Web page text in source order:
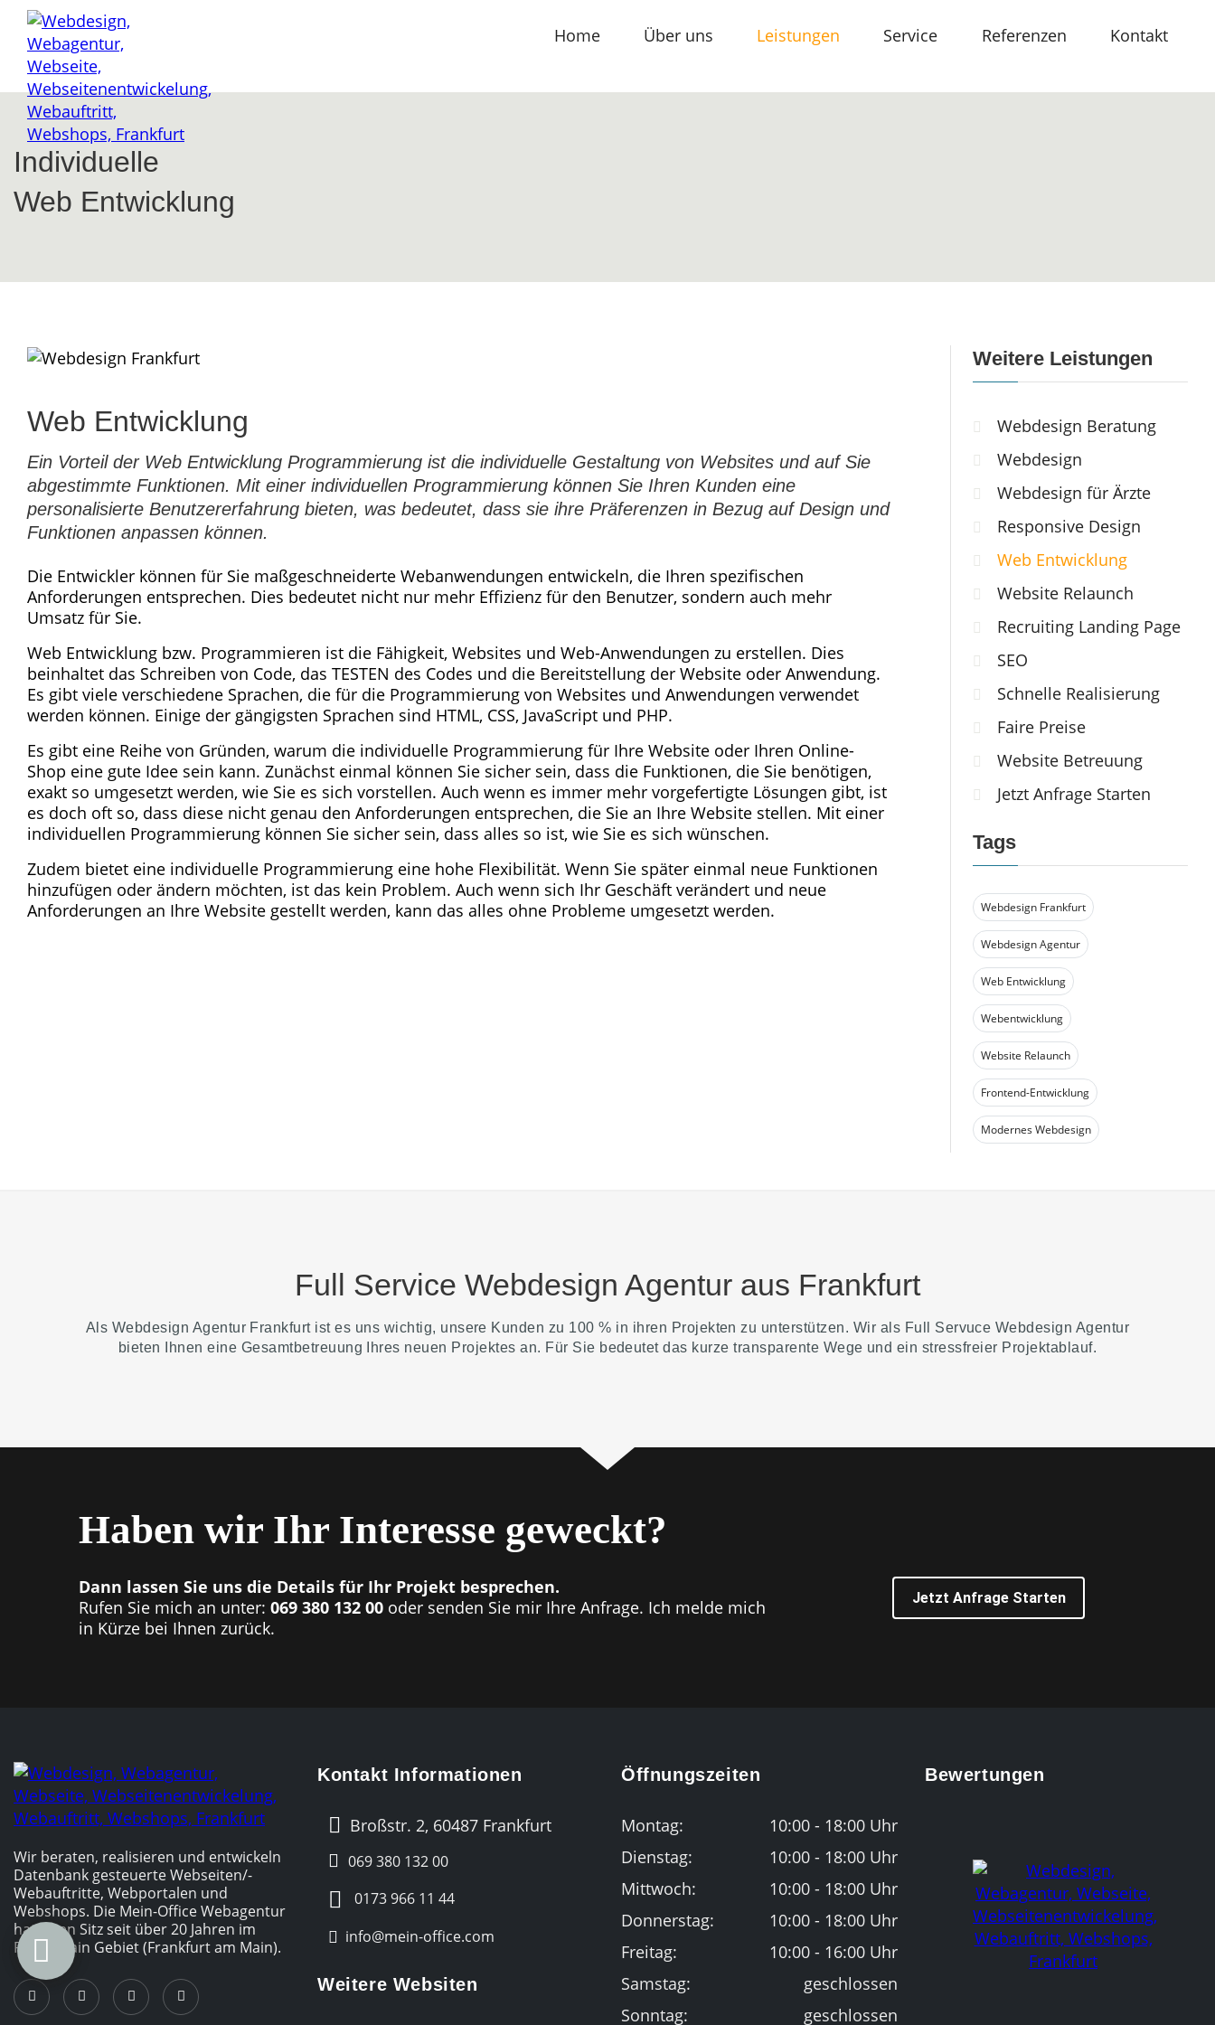
Home Über uns Leistungen Service Referenzen Kontakt
Individuelle
Web Entwicklung
Web Entwicklung
Ein Vorteil der Web Entwicklung Programmierung ist die individuelle Gestaltung von Websites und auf Sie
abgestimmte Funktionen. Mit einer individuellen Programmierung können Sie Ihren Kunden eine
personalisierte Benutzererfahrung bieten, was bedeutet, dass sie ihre Präferenzen in Bezug auf Design und
Funktionen anpassen können.
Die Entwickler können für Sie maßgeschneiderte Webanwendungen entwickeln, die Ihren spezifischen
Anforderungen entsprechen. Dies bedeutet nicht nur mehr Effizienz für den Benutzer, sondern auch mehr
Umsatz für Sie.
Web Entwicklung bzw. Programmieren ist die Fähigkeit, Websites und Web-Anwendungen zu erstellen. Dies
beinhaltet das Schreiben von Code, das TESTEN des Codes und die Bereitstellung der Website oder Anwendung.
Es gibt viele verschiedene Sprachen, die für die Programmierung von Websites und Anwendungen verwendet
werden können. Einige der gängigsten Sprachen sind HTML, CSS, JavaScript und PHP.
Es gibt eine Reihe von Gründen, warum die individuelle Programmierung für Ihre Website oder Ihren Online-
Shop eine gute Idee sein kann. Zunächst einmal können Sie sicher sein, dass die Funktionen, die Sie benötigen,
exakt so umgesetzt werden, wie Sie es sich vorstellen. Auch wenn es immer mehr vorgefertigte Lösungen gibt, ist
es doch oft so, dass diese nicht genau den Anforderungen entsprechen, die Sie an Ihre Website stellen. Mit einer
individuellen Programmierung können Sie sicher sein, dass alles so ist, wie Sie es sich wünschen.
Zudem bietet eine individuelle Programmierung eine hohe Flexibilität. Wenn Sie später einmal neue Funktionen
hinzufügen oder ändern möchten, ist das kein Problem. Auch wenn sich Ihr Geschäft verändert und neue
Anforderungen an Ihre Website gestellt werden, kann das alles ohne Probleme umgesetzt werden.
Weitere Leistungen
Webdesign Beratung
Webdesign
Webdesign für Ärzte
Responsive Design
Web Entwicklung
Website Relaunch
Recruiting Landing Page
SEO
Schnelle Realisierung
Faire Preise
Website Betreuung
Jetzt Anfrage Starten
Tags
Webdesign Frankfurt
Webdesign Agentur
Web Entwicklung
Webentwicklung
Website Relaunch
Frontend-Entwicklung
Modernes Webdesign
Full Service Webdesign Agentur aus Frankfurt
Als Webdesign Agentur Frankfurt ist es uns wichtig, unsere Kunden zu 100 % in ihren Projekten zu unterstützen. Wir als Full Servuce Webdesign Agentur
bieten Ihnen eine Gesamtbetreuung Ihres neuen Projektes an. Für Sie bedeutet das kurze transparente Wege und ein stressfreier Projektablauf.
Haben wir Ihr Interesse geweckt?
Dann lassen Sie uns die Details für Ihr Projekt besprechen.
Rufen Sie mich an unter: 069 380 132 00 oder senden Sie mir Ihre Anfrage. Ich melde mich
in Kürze bei Ihnen zurück.
Jetzt Anfrage Starten
Wir beraten, realisieren und entwickeln
Datenbank gesteuerte Webseiten/­
Webauftritte, Webportalen und
Webshops. Die Mein-Office Webagentur
hat Ihren Sitz seit über 20 Jahren im
Rhein-Main Gebiet (Frankfurt am Main).
Kontakt Informationen
Broßstr. 2, 60487 Frankfurt
069 380 132 00
0173 966 11 44
info@mein-office.com
Weitere Websiten
Öffnungszeiten
Montag:
10:00 - 18:00 Uhr
Dienstag:
10:00 - 18:00 Uhr
Mittwoch:
10:00 - 18:00 Uhr
Donnerstag:
10:00 - 18:00 Uhr
Freitag:
10:00 - 16:00 Uhr
Samstag:
geschlossen
Sonntag:
geschlossen
Bewertungen